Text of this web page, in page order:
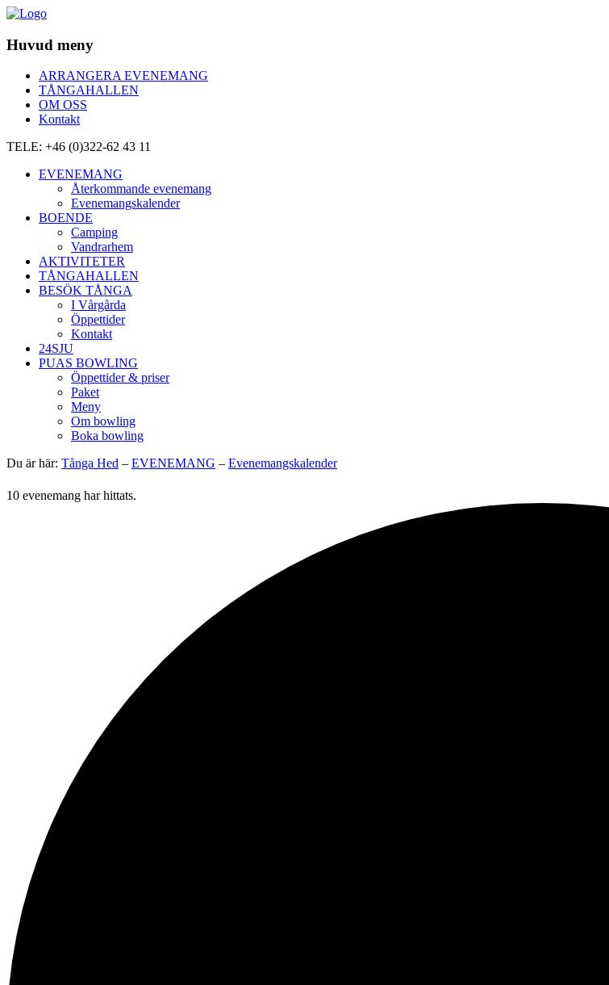
Huvud meny
ARRANGERA EVENEMANG
TÅNGAHALLEN
OM OSS
Kontakt
TELE: +46 (0)322-62 43 11
EVENEMANG
Återkommande evenemang
Evenemangskalender
BOENDE
Camping
Vandrarhem
AKTIVITETER
TÅNGAHALLEN
BESÖK TÅNGA
I Vårgårda
Öppettider
Kontakt
24SJU
PUAS BOWLING
Öppettider & priser
Paket
Meny
Om bowling
Boka bowling
Du är här: Tånga Hed – EVENEMANG – Evenemangskalender
10 evenemang har hittats.